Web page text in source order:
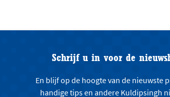
Schrijf u in voor de
En blijf op de hoogte van de nieuwste
handige tips en andere Kuldipsingh